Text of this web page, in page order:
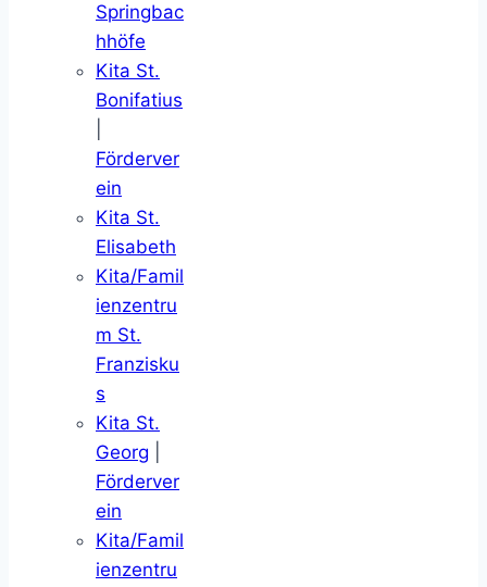
Springbac
hhöfe
Kita St.
Bonifatius
Förderver
ein
Kita St.
Elisabeth
Kita/Famil
ienzentru
m St.
Franzisku
s
Kita St.
Georg
Förderver
ein
Kita/Famil
ienzentru